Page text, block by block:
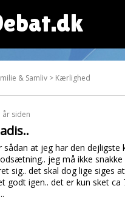
& Samliv > Kærlighed
år siden
sådan at jeg har den
jeg må ikke
sig.. det skal dog lige siges
godt igen.. det er kun sket